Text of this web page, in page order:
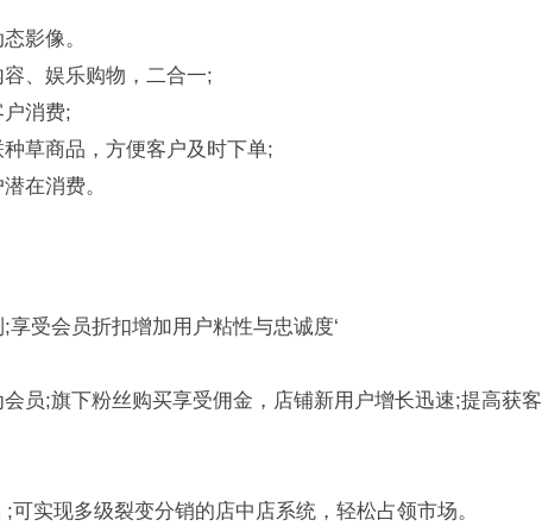
影像。
、娱乐购物，二合一;
消费;
草商品，方便客户及时下单;
在消费。
受会员折扣增加用户粘性与忠诚度‘
员;旗下粉丝购买享受佣金，店铺新用户增长迅速;提高获客
实现多级裂变分销的店中店系统，轻松占领市场。